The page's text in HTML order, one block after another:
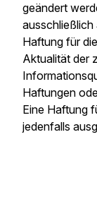
geändert
ausschließlich
Haftung für
Aktualität der
Haftungen
Eine Haftung
jedenfalls